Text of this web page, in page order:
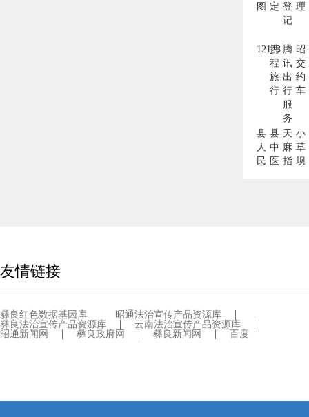
图 定 登
记
理
12123
携
程
旅
行
腾
讯
出
行
服
务
昭
交
约
车
县
人
民
县
中
医
天
麻
指
小
草
坝
友情链接
彝良红色数据基因库
昭通法治宣传产品资源库
彝良法治宣传产品资源库
云南法治宣传产品资源库
昭通新闻网
彝良政府网 彝良新闻网 百度